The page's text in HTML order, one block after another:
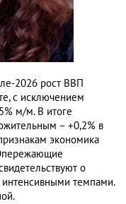
2026 рост ВВП
с исключением
м/м. В итоге
– +0,2% в
экономика
о
темпами.